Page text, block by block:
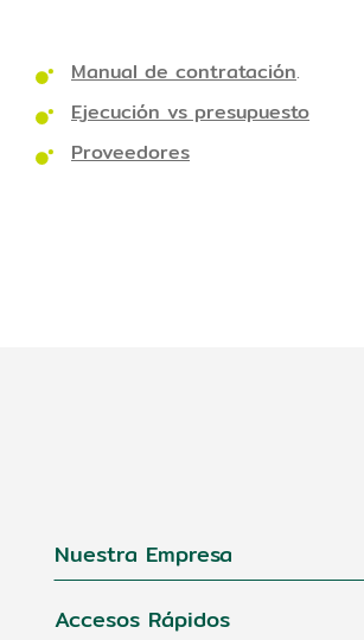
Manual de contratación.
Ejecución vs presupuesto
Proveedores
Nuestra Empresa
Accesos Rápidos